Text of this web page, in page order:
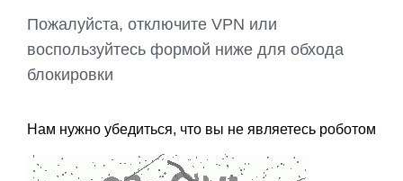
Пожалуйста, отключите VPN или
воспользуйтесь формой ниже для обхода
блокировки
Нам нужно убедиться, что вы не являетесь роботом